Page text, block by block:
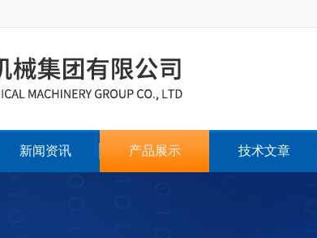
新闻资讯 产品展示 技术文章